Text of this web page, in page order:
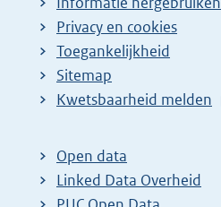
Privacy en cookies
Toegankelijkheid
Sitemap
E
t
e
r
Kwetsbaarheid melden
Open data
Linked Data Overheid